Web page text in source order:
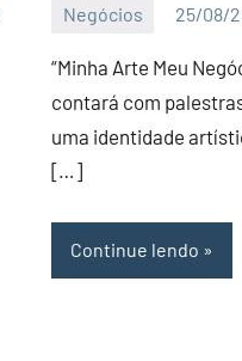
Negócios 25/08/
Editor
DN
“Minha Arte Meu
contará com
uma identidade
[…]
Continue lendo